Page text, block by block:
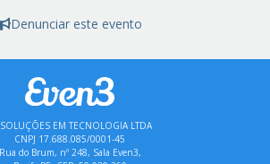
Denunciar este evento
EM TECNOLOGIA LTDA
CNPJ 17.688.085/0001-45
Rua do Brum, nº 248, Sala Even3,